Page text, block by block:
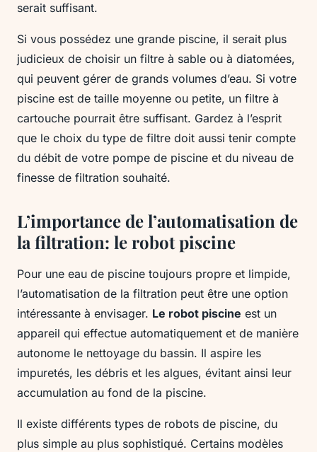
serait suffisant.
Si vous possédez une grande piscine, il serait plus
judicieux de choisir un filtre à sable ou à diatomées,
qui peuvent gérer de grands volumes d’eau. Si votre
piscine est de taille moyenne ou petite, un filtre à
cartouche pourrait être suffisant. Gardez à l’esprit
que le choix du type de filtre doit aussi tenir compte
du débit de votre pompe de piscine et du niveau de
finesse de filtration souhaité.
L’importance de l’automatisation de
la filtration: le robot piscine
Pour une eau de piscine toujours propre et limpide,
l’automatisation de la filtration peut être une option
intéressante à envisager. Le robot piscine est un
appareil qui effectue automatiquement et de manière
autonome le nettoyage du bassin. Il aspire les
impuretés, les débris et les algues, évitant ainsi leur
accumulation au fond de la piscine.
Il existe différents types de robots de piscine, du
plus simple au plus sophistiqué. Certains modèles